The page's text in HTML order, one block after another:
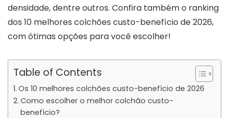
densidade, dentre outros. Confira também o ranking
dos 10 melhores colchões custo-benefício de 2026,
com ótimas opções para você escolher!
Table of Contents
Os 10 melhores colchões custo-benefício de 2026
Como escolher o melhor colchão custo-
benefício?